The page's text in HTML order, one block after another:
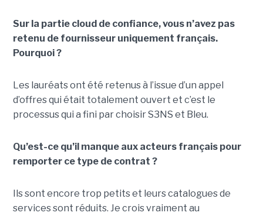
Sur la partie cloud de confiance, vous n’avez pas
retenu de fournisseur uniquement français.
Pourquoi ?
Les lauréats ont été retenus à l’issue d’un appel
d’offres qui était totalement ouvert et c’est le
processus qui a fini par choisir S3NS et Bleu.
Qu’est-ce qu’il manque aux acteurs français pour
remporter ce type de contrat ?
Ils sont encore trop petits et leurs catalogues de
services sont réduits. Je crois vraiment au